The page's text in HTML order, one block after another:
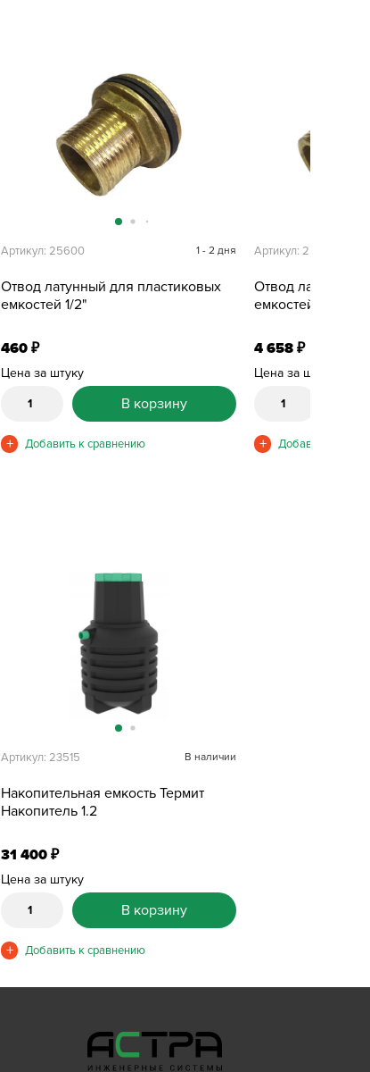
Отвод латунный для пластиковых
емкостей 1/2"
Артикул: 25600 1 - 2 дня
460₽
Цена за штуку
В корзину
Отвод латунный
емкостей 2"
Артикул: 25612
4 658₽
Цена за штуку
Накопительная емкость Термит
Накопитель 1.2
Артикул: 23515 В наличии
31 400₽
Цена за штуку
В корзину